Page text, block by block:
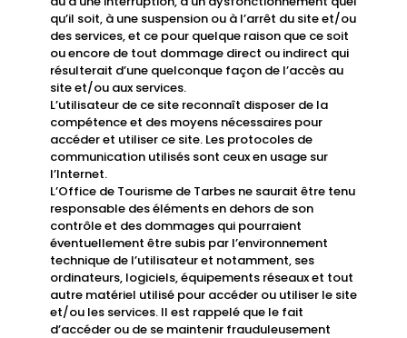
qu’il soit, à une suspension ou à l’arrêt du site et/ou
des services, et ce pour quelque raison que ce soit
ou encore de tout dommage direct ou indirect qui
résulterait d’une quelconque façon de l’accès au
site et/ou aux services.
L’utilisateur de ce site reconnaît disposer de la
compétence et des moyens nécessaires pour
accéder et utiliser ce site. Les protocoles de
communication utilisés sont ceux en usage sur
l’Internet.
L’Office de Tourisme de Tarbes ne saurait être tenu
responsable des éléments en dehors de son
contrôle et des dommages qui pourraient
éventuellement être subis par l’environnement
technique de l’utilisateur et notamment, ses
ordinateurs, logiciels, équipements réseaux et tout
autre matériel utilisé pour accéder ou utiliser le site
et/ou les services. Il est rappelé que le fait
d’accéder ou de se maintenir frauduleusement